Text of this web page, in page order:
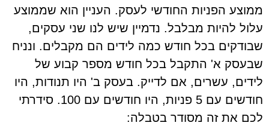
ממוצע הפניות החודשי לעסק. העניין הוא שממוצע
עלול להיות מבלבל. נדמיין שיש לנו שני עסקים,
שבודקים בכל חודש כמה לידים הם מקבלים. ונניח
שבעסק א' התקבל בכל חודש מספר קבוע של
לידים, עשרים, אם לדייק. בעסק ב' היו תנודות, היו
חודשים עם 5 פניות, היו חודשים עם 100. סידרתי
לכם את זה מסודר בטבלה: